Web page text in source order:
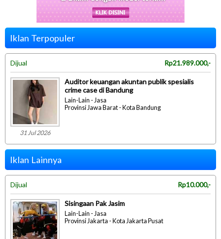
Iklan Terpopuler
Dijual Rp21.989.000,-
31 Jul 2026
Auditor keuangan akuntan publik spesialis
crime case di Bandung
Lain-Lain - Jasa
Provinsi Jawa Barat - Kota Bandung
Iklan Lainnya
Dijual Rp10.000,-
Sisingaan Pak Jasim
Lain-Lain - Jasa
Provinsi Jakarta - Kota Jakarta Pusat